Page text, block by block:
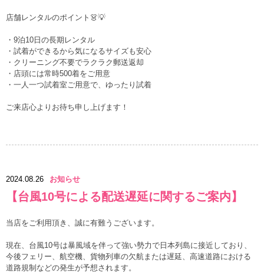
店舗レンタルのポイント👗💡
・9泊10日の長期レンタル
・試着ができるから気になるサイズも安心
・クリーニング不要でラクラク郵送返却
・店頭には常時500着をご用意
・一人一つ試着室ご用意で、ゆったり試着
ご来店心よりお待ち申し上げます！
2024.08.26 お知らせ
【台風10号による配送遅延に関するご案内】
当店をご利用頂き、誠に有難うございます。
現在、台風10号は暴風域を伴って強い勢力で日本列島に接近しており、
今後フェリー、航空機、貨物列車の欠航または遅延、高速道路における
道路規制などの発生が予想されます。